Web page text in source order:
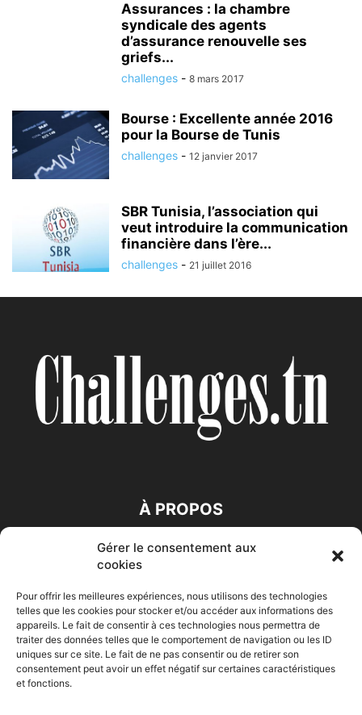
Gérer le consentement aux
cookies
Pour offrir les meilleures expériences, nous utilisons des technologies
telles que les cookies pour stocker et/ou accéder aux informations des
appareils. Le fait de consentir à ces technologies nous permettra de
traiter des données telles que le comportement de navigation ou les ID
uniques sur ce site. Le fait de ne pas consentir ou de retirer son
consentement peut avoir un effet négatif sur certaines caractéristiques
et fonctions.
Assurances : la chambre
syndicale des agents
d’assurance renouvelle ses
griefs...
challenges - 8 mars 2017
Bourse : Excellente année 2016
pour la Bourse de Tunis
challenges - 12 janvier 2017
SBR Tunisia, l’association qui
veut introduire la communication
financière dans l’ère...
challenges - 21 juillet 2016
À PROPOS
SUIVEZ NOUS
Accueil Economie Entreprises Entrepreneur Afrique